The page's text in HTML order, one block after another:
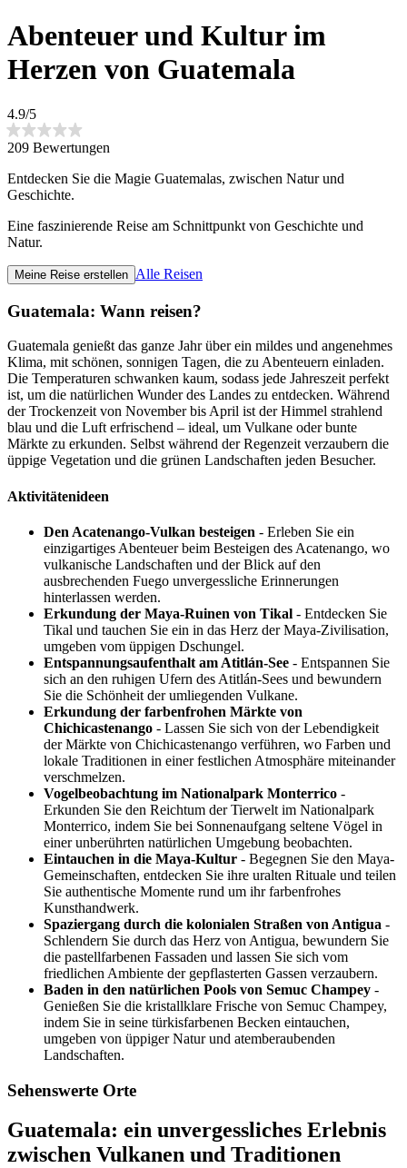
Abenteuer und Kultur im
Herzen von Guatemala
4.9/5
209 Bewertungen
Entdecken Sie die Magie Guatemalas, zwischen Natur und
Geschichte.
Eine faszinierende Reise am Schnittpunkt von Geschichte und
Natur.
Meine Reise erstellen Alle Reisen
Guatemala: Wann reisen?
Guatemala genießt das ganze Jahr über ein mildes und angenehmes
Klima, mit schönen, sonnigen Tagen, die zu Abenteuern einladen.
Die Temperaturen schwanken kaum, sodass jede Jahreszeit perfekt
ist, um die natürlichen Wunder des Landes zu entdecken. Während
der Trockenzeit von November bis April ist der Himmel strahlend
blau und die Luft erfrischend – ideal, um Vulkane oder bunte
Märkte zu erkunden. Selbst während der Regenzeit verzaubern die
üppige Vegetation und die grünen Landschaften jeden Besucher.
Aktivitätenideen
Den Acatenango-Vulkan besteigen - Erleben Sie ein
einzigartiges Abenteuer beim Besteigen des Acatenango, wo
vulkanische Landschaften und der Blick auf den
ausbrechenden Fuego unvergessliche Erinnerungen
hinterlassen werden.
Erkundung der Maya-Ruinen von Tikal - Entdecken Sie
Tikal und tauchen Sie ein in das Herz der Maya-Zivilisation,
umgeben vom üppigen Dschungel.
Entspannungsaufenthalt am Atitlán-See - Entspannen Sie
sich an den ruhigen Ufern des Atitlán-Sees und bewundern
Sie die Schönheit der umliegenden Vulkane.
Erkundung der farbenfrohen Märkte von
Chichicastenango - Lassen Sie sich von der Lebendigkeit
der Märkte von Chichicastenango verführen, wo Farben und
lokale Traditionen in einer festlichen Atmosphäre miteinander
verschmelzen.
Vogelbeobachtung im Nationalpark Monterrico -
Erkunden Sie den Reichtum der Tierwelt im Nationalpark
Monterrico, indem Sie bei Sonnenaufgang seltene Vögel in
einer unberührten natürlichen Umgebung beobachten.
Eintauchen in die Maya-Kultur - Begegnen Sie den Maya-
Gemeinschaften, entdecken Sie ihre uralten Rituale und teilen
Sie authentische Momente rund um ihr farbenfrohes
Kunsthandwerk.
Spaziergang durch die kolonialen Straßen von Antigua -
Schlendern Sie durch das Herz von Antigua, bewundern Sie
die pastellfarbenen Fassaden und lassen Sie sich vom
friedlichen Ambiente der gepflasterten Gassen verzaubern.
Baden in den natürlichen Pools von Semuc Champey -
Genießen Sie die kristallklare Frische von Semuc Champey,
indem Sie in seine türkisfarbenen Becken eintauchen,
umgeben von üppiger Natur und atemberaubenden
Landschaften.
Sehenswerte Orte
Guatemala: ein unvergessliches Erlebnis
zwischen Vulkanen und Traditionen